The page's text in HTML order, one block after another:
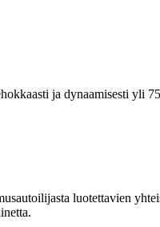
ja dynaamisesti yli
luotettavien